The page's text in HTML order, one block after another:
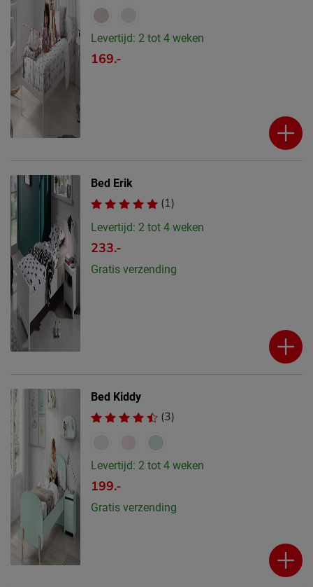
Levertijd: 2 tot 4 weken
169.-
Bed Erik
(1)
Levertijd: 2 tot 4 weken
233.-
Gratis verzending
Bed Kiddy
(3)
Levertijd: 2 tot 4 weken
199.-
Gratis verzending